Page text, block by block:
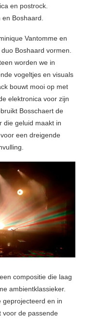
en postrock.
en Boshaard.
Vantomme en
Boshaard vormen.
worden we in
vogeltjes en visuals
bouwt mooi op met
elektronica voor zijn
Bosschaert de
die geluid maakt in
een dreigende
compositie die laag
ambientklassieker.
geprojecteerd en in
voor de passende